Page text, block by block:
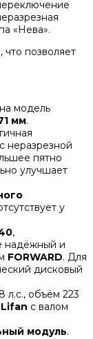
«Нева».
позволяет
модель
мм.
неразрезной
пятно
улучшает
у
,
надёжный и
FORWARD. Для
дисковый
л.с., объём 223
Lifan с валом
модуль.